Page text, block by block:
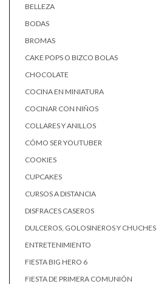
BELLEZA
BODAS
BROMAS
CAKE POPS O BIZCO BOLAS
CHOCOLATE
COCINA EN MINIATURA
COCINAR CON NIÑOS
COLLARES Y ANILLOS
CÓMO SER YOUTUBER
COOKIES
CUPCAKES
CURSOS A DISTANCIA
DISFRACES CASEROS
DULCEROS, GOLOSINEROS Y CHUCHES
ENTRETENIMIENTO
FIESTA BIG HERO 6
FIESTA DE PRIMERA COMUNIÓN